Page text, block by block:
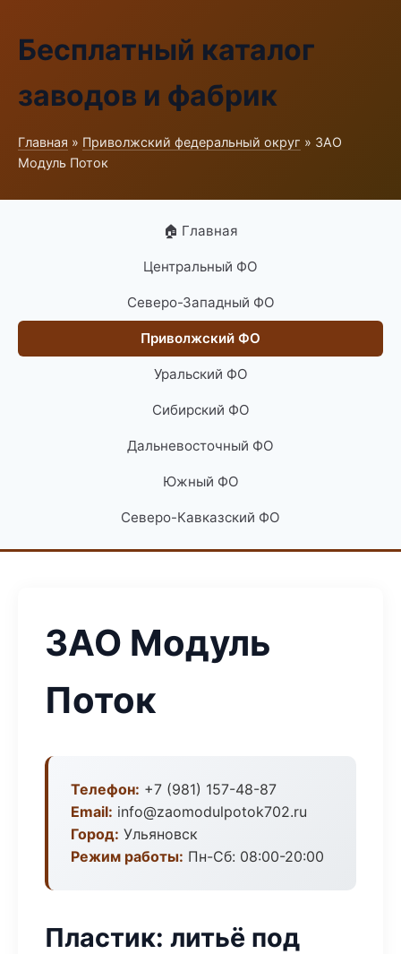
Бесплатный каталог
заводов и фабрик
Главная » Приволжский федеральный округ » ЗАО
Модуль Поток
🏠 Главная
Центральный ФО
Северо-Западный ФО
Приволжский ФО
Уральский ФО
Сибирский ФО
Дальневосточный ФО
Южный ФО
Северо-Кавказский ФО
ЗАО Модуль
Поток
Телефон: +7 (981) 157-48-87
Email: info@zaomodulpotok702.ru
Город: Ульяновск
Режим работы: Пн-Сб: 08:00-20:00
Пластик: литьё под